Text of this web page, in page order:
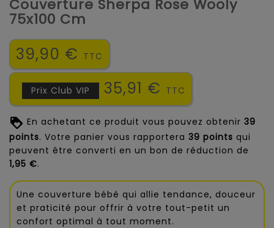
Couverture Sherpa Rose Wooly
75x100 Cm
39,90 € TTC
Prix Club VIP 35,91 € TTC
En achetant ce produit vous pouvez obtenir 39
points. Votre panier vous rapportera 39 points qui
peuvent être converti en un bon de réduction de
1,95 €.
Une couverture bébé qui allie tendance, douceur
et praticité pour offrir à votre tout-petit un
confort optimal à tout moment.